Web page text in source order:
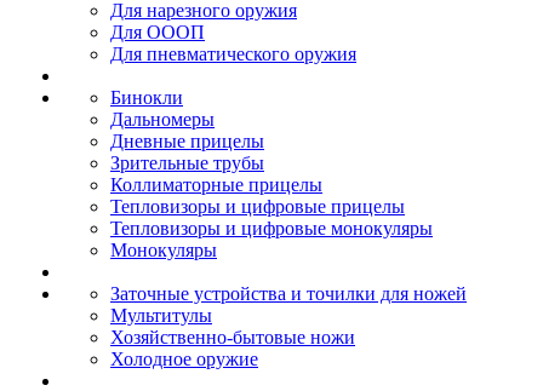
Для нарезного оружия
Для ОООП
Для пневматического оружия
Бинокли
Дальномеры
Дневные прицелы
Зрительные трубы
Коллиматорные прицелы
Тепловизоры и цифровые прицелы
Тепловизоры и цифровые монокуляры
Монокуляры
Заточные устройства и точилки для ножей
Мультитулы
Хозяйственно-бытовые ножи
Холодное оружие